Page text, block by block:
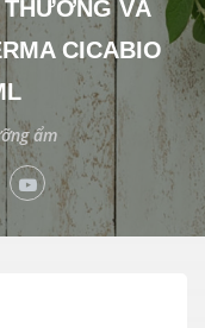
VÀ
CICABIO
ẩm